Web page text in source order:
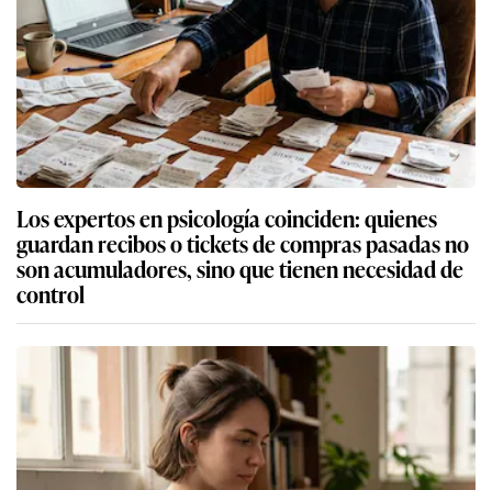
Los expertos en psicología coinciden: quienes
guardan recibos o tickets de compras pasadas no
son acumuladores, sino que tienen necesidad de
control